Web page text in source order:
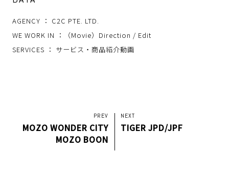
AGENCY ： C2C PTE. LTD.
WE WORK IN ：（Movie）Direction / Edit
SERVICES ： サービス・商品紹介動画
PREV
MOZO WONDER CITY
MOZO BOON
NEXT
TIGER JPD/JPF